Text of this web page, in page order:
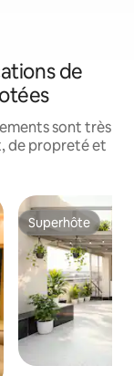
de
sont très
de propreté et
Superhôte
Superhôte